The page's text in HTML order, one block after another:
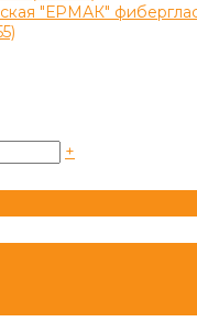
"ЕРМАК"
+